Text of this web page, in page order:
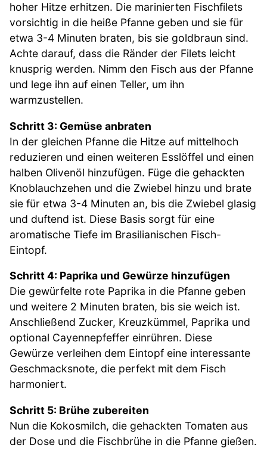
hoher Hitze erhitzen. Die marinierten Fischfilets
vorsichtig in die heiße Pfanne geben und sie für
etwa 3-4 Minuten braten, bis sie goldbraun sind.
Achte darauf, dass die Ränder der Filets leicht
knusprig werden. Nimm den Fisch aus der Pfanne
und lege ihn auf einen Teller, um ihn
warmzustellen.
Schritt 3: Gemüse anbraten
In der gleichen Pfanne die Hitze auf mittelhoch
reduzieren und einen weiteren Esslöffel und einen
halben Olivenöl hinzufügen. Füge die gehackten
Knoblauchzehen und die Zwiebel hinzu und brate
sie für etwa 3-4 Minuten an, bis die Zwiebel glasig
und duftend ist. Diese Basis sorgt für eine
aromatische Tiefe im Brasilianischen Fisch-
Eintopf.
Schritt 4: Paprika und Gewürze hinzufügen
Die gewürfelte rote Paprika in die Pfanne geben
und weitere 2 Minuten braten, bis sie weich ist.
Anschließend Zucker, Kreuzkümmel, Paprika und
optional Cayennepfeffer einrühren. Diese
Gewürze verleihen dem Eintopf eine interessante
Geschmacksnote, die perfekt mit dem Fisch
harmoniert.
Schritt 5: Brühe zubereiten
Nun die Kokosmilch, die gehackten Tomaten aus
der Dose und die Fischbrühe in die Pfanne gießen.